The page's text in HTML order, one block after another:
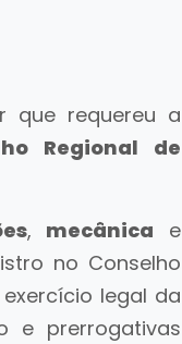
que requereu a
Regional de
, mecânica e
no Conselho
legal da
e prerrogativas